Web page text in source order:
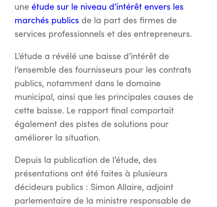
une étude sur le niveau d’intérêt envers les
marchés publics de la part des firmes de
services professionnels et des entrepreneurs.
L’étude a révélé une baisse d’intérêt de
l’ensemble des fournisseurs pour les contrats
publics, notamment dans le domaine
municipal, ainsi que les principales causes de
cette baisse. Le rapport final comportait
également des pistes de solutions pour
améliorer la situation.
Depuis la publication de l’étude, des
présentations ont été faites à plusieurs
décideurs publics : Simon Allaire, adjoint
parlementaire de la ministre responsable de